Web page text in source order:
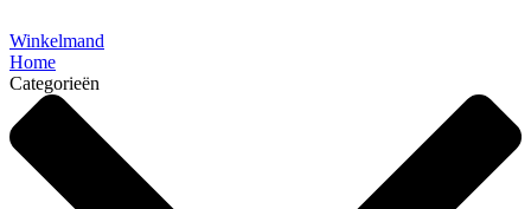
Winkelmand
Home
Categorieën